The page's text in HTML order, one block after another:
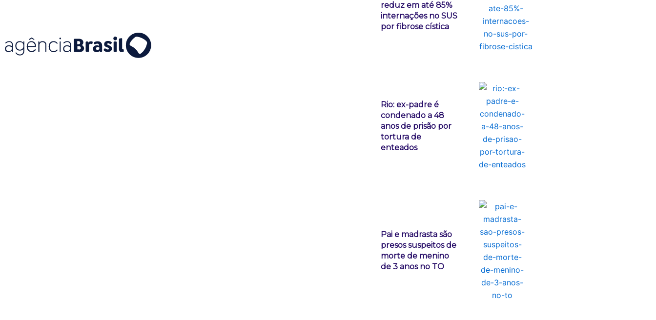
reduz em até 85%
internações no SUS
por fibrose cística
Rio: ex-padre é
condenado a 48
anos de prisão por
tortura de
enteados
Pai e madrasta são
presos suspeitos de
morte de menino
de 3 anos no TO